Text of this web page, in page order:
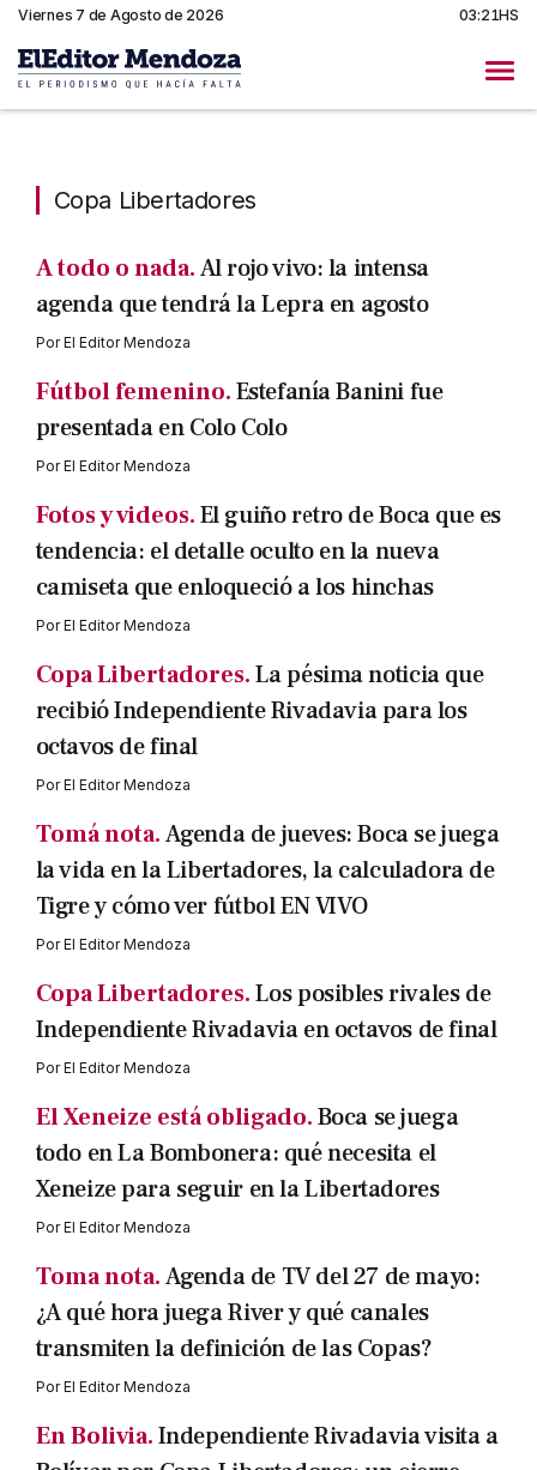
Viernes 7 de Agosto de 2026 03:21HS
Copa Libertadores
A todo o nada.Al rojo vivo: la intensa
agenda que tendrá la Lepra en agosto
PorEl Editor Mendoza
Fútbol femenino.Estefanía Banini fue
presentada en Colo Colo
PorEl Editor Mendoza
Fotos y videos.El guiño retro de Boca que es
tendencia: el detalle oculto en la nueva
camiseta que enloqueció a los hinchas
PorEl Editor Mendoza
Copa Libertadores.La pésima noticia que
recibió Independiente Rivadavia para los
octavos de final
PorEl Editor Mendoza
Tomá nota.Agenda de jueves: Boca se juega
la vida en la Libertadores, la calculadora de
Tigre y cómo ver fútbol EN VIVO
PorEl Editor Mendoza
Copa Libertadores.Los posibles rivales de
Independiente Rivadavia en octavos de final
PorEl Editor Mendoza
El Xeneize está obligado.Boca se juega
todo en La Bombonera: qué necesita el
Xeneize para seguir en la Libertadores
PorEl Editor Mendoza
Toma nota.Agenda de TV del 27 de mayo:
¿A qué hora juega River y qué canales
transmiten la definición de las Copas?
PorEl Editor Mendoza
En Bolivia.Independiente Rivadavia visita a